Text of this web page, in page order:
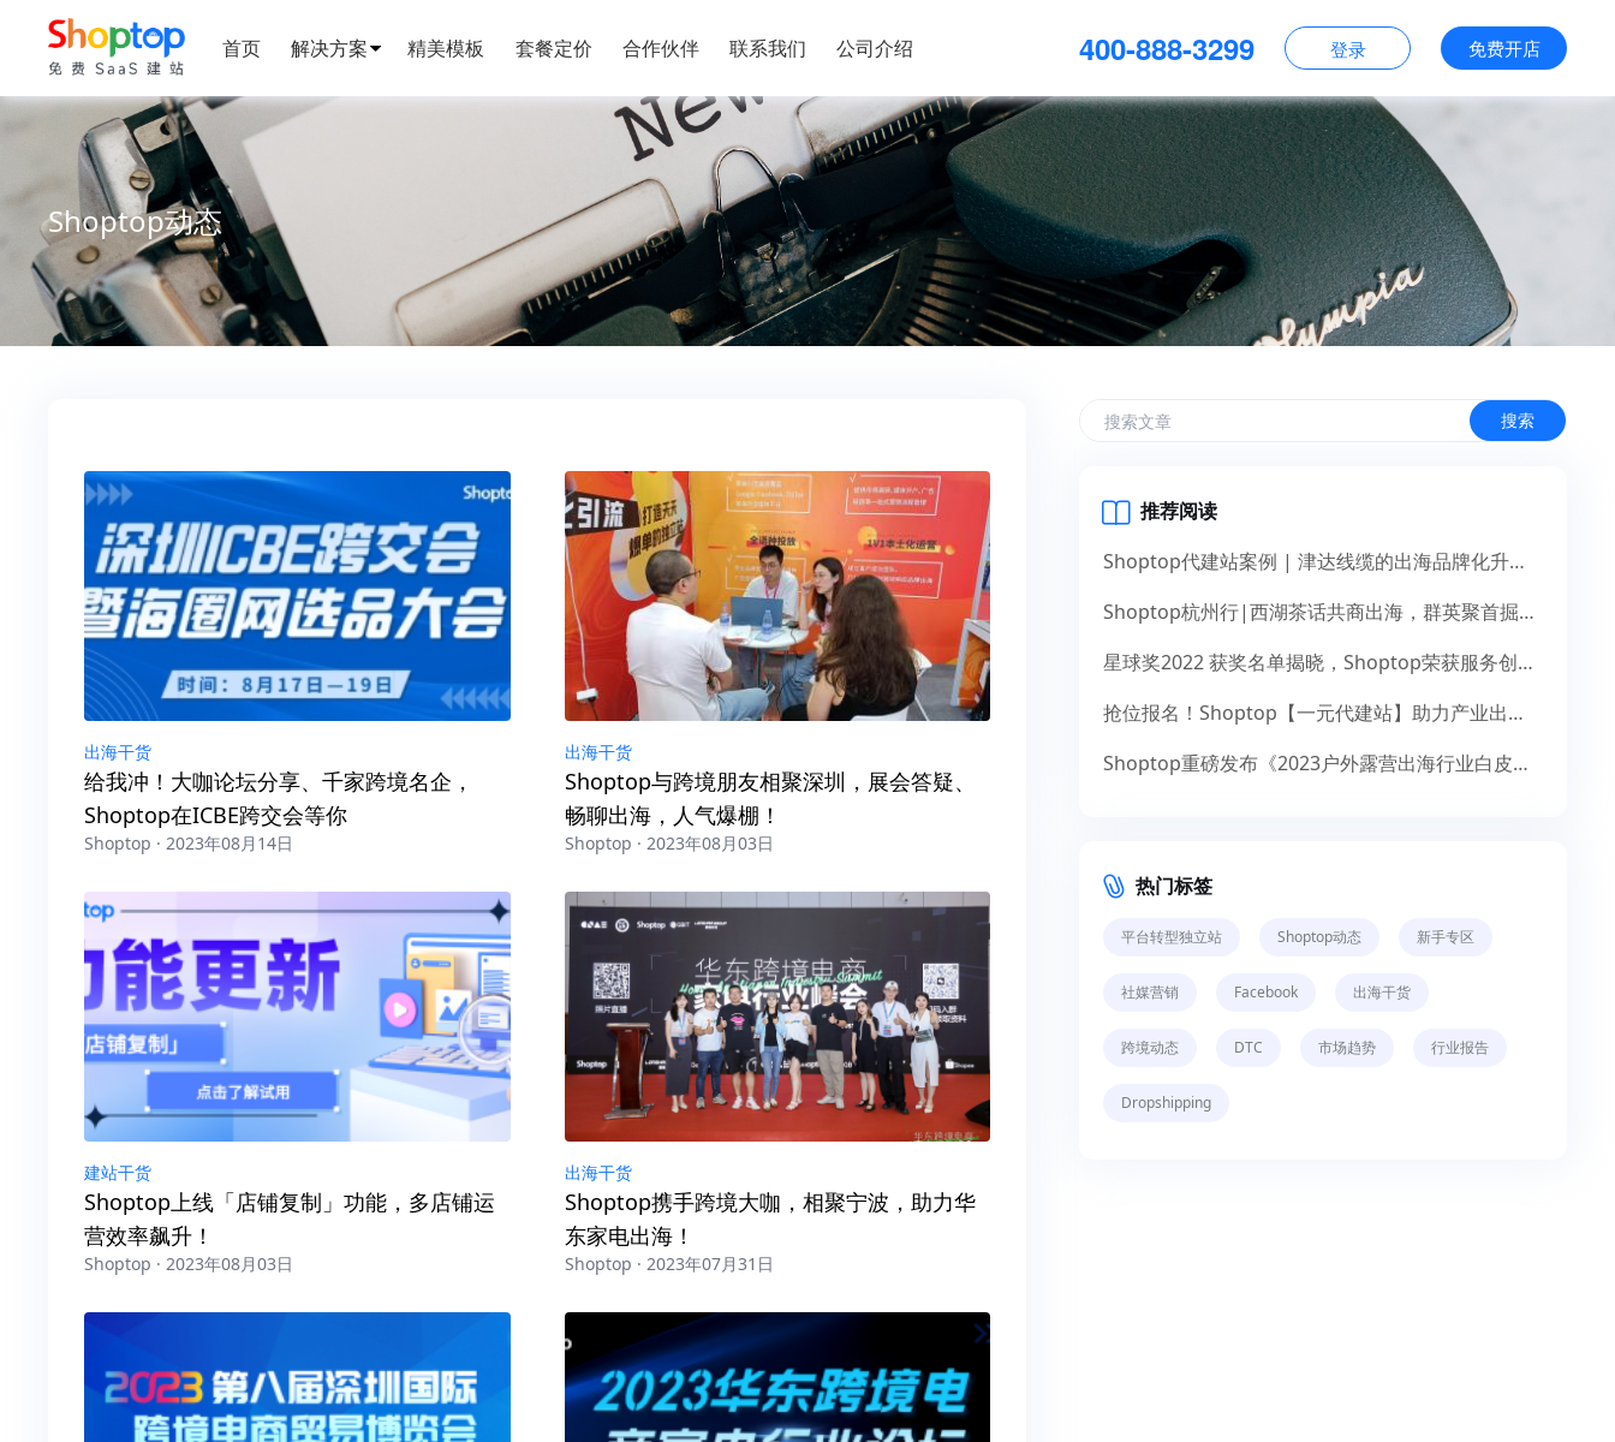
首页 解决方案 · 精美模板 套餐定价 合作伙伴 联系我们 公司介绍 400-888-3299 登录 免费开店
Shoptop动态
出海干货
给我冲！大咖论坛分享、千家跨境名企，
Shoptop在ICBE跨交会等你
Shoptop · 2023年08月14日
出海干货
Shoptop与跨境朋友相聚深圳，展会答疑、
畅聊出海，人气爆棚！
Shoptop · 2023年08月03日
建站干货
Shoptop上线「店铺复制」功能，多店铺运
营效率飙升！
Shoptop · 2023年08月03日
出海干货
Shoptop携手跨境大咖，相聚宁波，助力华
东家电出海！
Shoptop · 2023年07月31日
搜索
推荐阅读
Shoptop代建站案例 | 津达线缆的出海品牌化升级之道
Shoptop杭州行|西湖茶话共商出海，群英聚首掘金未来
星球奖2022 获奖名单揭晓，Shoptop荣获服务创新奖！
抢位报名！Shoptop【一元代建站】助力产业出海，献礼14周年
Shoptop重磅发布《2023户外露营出海行业白皮书》！聚焦150亿美元市场，探寻增长新机遇
热门标签
平台转型独立站 Shoptop动态 新手专区
社媒营销 Facebook 出海干货
跨境动态 DTC 市场趋势 行业报告
Dropshipping